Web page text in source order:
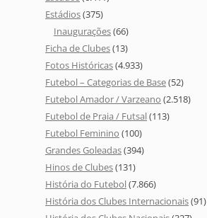
Estádios(375)
Inaugurações(66)
Ficha de Clubes(13)
Fotos Históricas(4.933)
Futebol – Categorias de Base(52)
Futebol Amador / Varzeano (2.518)
Futebol de Praia / Futsal(113)
Futebol Feminino (100)
Grandes Goleadas(394)
Hinos de Clubes(131)
História do Futebol(7.866)
História dos Clubes Internacionais(91)